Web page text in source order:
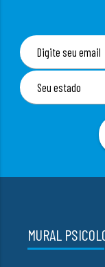
MURAL